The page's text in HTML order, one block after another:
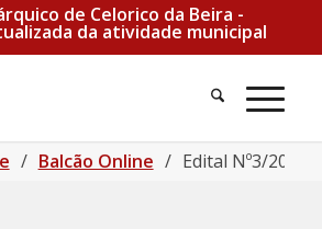
de Celorico da Beira -
da atividade municipal
/ Balcão Online / Edital Nº3/2022